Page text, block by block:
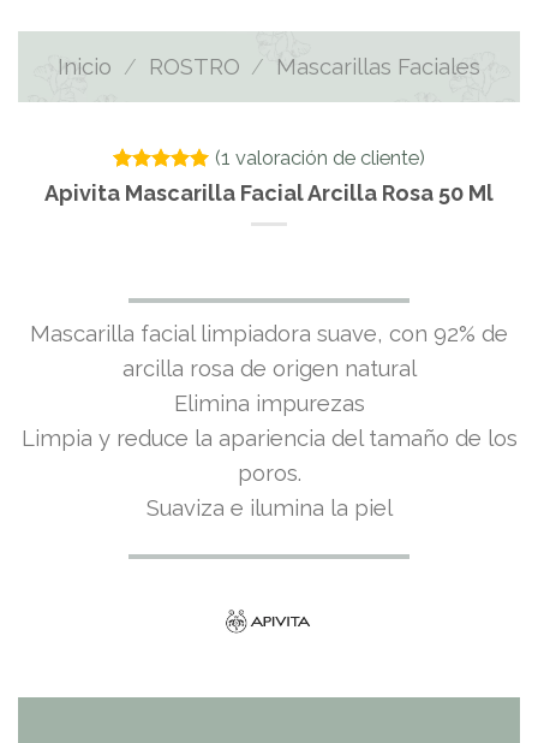
Inicio / ROSTRO / Mascarillas Faciales
Valorado
con5.00
1
cliente
(1 valoración de cliente)
Apivita Mascarilla Facial Arcilla Rosa 50 Ml
El
precio
original
era:
12,95€.
El
precio
actual
es:
12,95€.
Mascarilla facial limpiadora suave, con 92% de
arcilla rosa de origen natural
Elimina impurezas
Limpia y reduce la apariencia del tamaño de los
poros.
Suaviza e ilumina la piel